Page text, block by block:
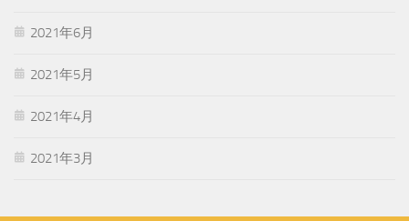
2021年6月
2021年5月
2021年4月
2021年3月